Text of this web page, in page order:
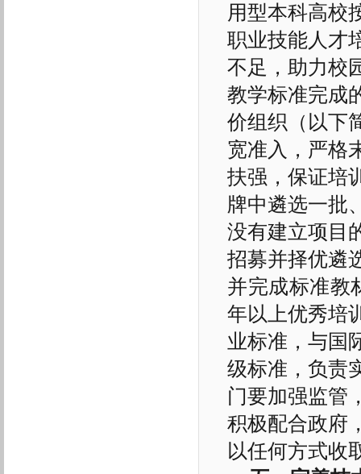
用型本科高校
职业技能人才
不足，助力校
教学标准完成
价组织（以下
宽准入，严格
扶强，保证培
牌中遴选一批
没有建立项目
招募并择优遴
并完成标准教
年以上优秀培
业标准，与国
级标准，负责
门要加强监管
积极配合政府
以任何方式收